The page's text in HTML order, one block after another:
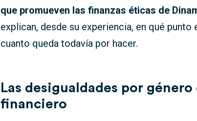
que promueven las finanzas éticas de
explican, desde su experiencia, en qué
cuanto queda todavía por hacer.
Las desigualdades por
financiero